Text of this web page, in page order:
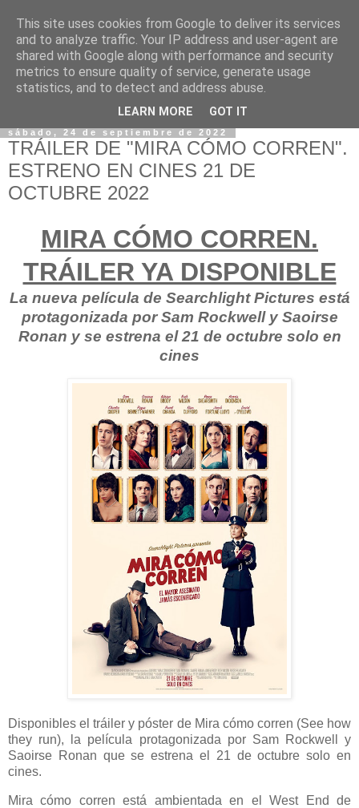
sábado, 24 de septiembre de 2022
TRÁILER DE "MIRA CÓMO CORREN".
ESTRENO EN CINES 21 DE
OCTUBRE 2022
MIRA CÓMO CORREN.
TRÁILER YA DISPONIBLE
La nueva película de Searchlight Pictures está
protagonizada por Sam Rockwell y Saoirse
Ronan y se estrena el 21 de octubre solo en
cines
Disponibles el tráiler y póster de Mira cómo corren (See how
they run), la película protagonizada por Sam Rockwell y
Saoirse Ronan que se estrena el 21 de octubre solo en
cines.
Mira cómo corren está ambientada en el West End de
This site uses cookies from Google to deliver its services
and to analyze traffic. Your IP address and user-agent are
shared with Google along with performance and security
metrics to ensure quality of service, generate usage
statistics, and to detect and address abuse.
LEARN MORE GOT IT